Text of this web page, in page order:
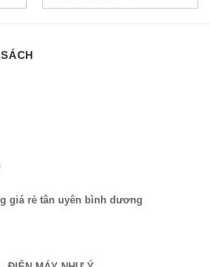
giá rẻ tân uyên bình dương